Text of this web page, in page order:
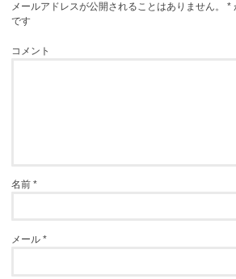
メールアドレスが公開されることはありません。 *
です
コメント
名前*
メール*